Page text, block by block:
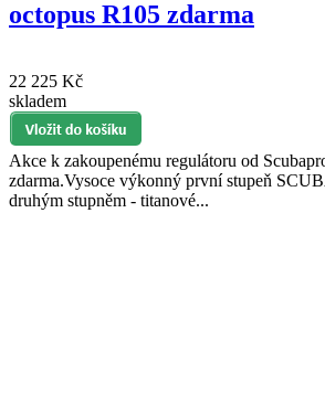
octopus R105 zdarma
22 225 Kč
skladem
Akce k zakoupenému regulátoru od
zdarma.Vysoce výkonný první stupeň
druhým stupněm - titanové...